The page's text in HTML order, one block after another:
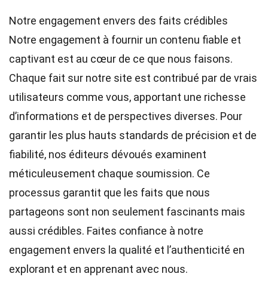
Notre engagement envers des faits crédibles
Notre engagement à fournir un contenu fiable et
captivant est au cœur de ce que nous faisons.
Chaque fait sur notre site est contribué par de vrais
utilisateurs comme vous, apportant une richesse
d’informations et de perspectives diverses. Pour
garantir les plus hauts standards de précision et de
fiabilité, nos éditeurs dévoués examinent
méticuleusement chaque soumission. Ce
processus garantit que les faits que nous
partageons sont non seulement fascinants mais
aussi crédibles. Faites confiance à notre
engagement envers la qualité et l’authenticité en
explorant et en apprenant avec nous.